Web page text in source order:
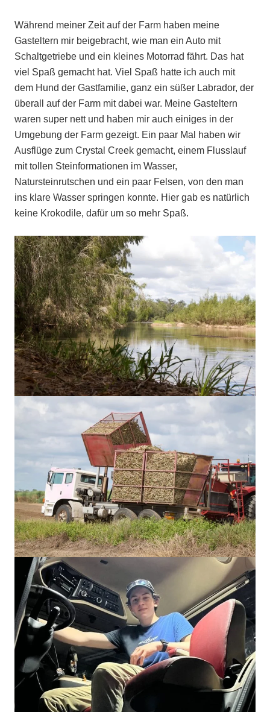
Während meiner Zeit auf der Farm haben meine
Gasteltern mir beigebracht, wie man ein Auto mit
Schaltgetriebe und ein kleines Motorrad fährt. Das hat
viel Spaß gemacht hat. Viel Spaß hatte ich auch mit
dem Hund der Gastfamilie, ganz ein süßer Labrador, der
überall auf der Farm mit dabei war. Meine Gasteltern
waren super nett und haben mir auch einiges in der
Umgebung der Farm gezeigt. Ein paar Mal haben wir
Ausflüge zum Crystal Creek gemacht, einem Flusslauf
mit tollen Steinformationen im Wasser,
Natursteinrutschen und ein paar Felsen, von den man
ins klare Wasser springen konnte. Hier gab es natürlich
keine Krokodile, dafür um so mehr Spaß.